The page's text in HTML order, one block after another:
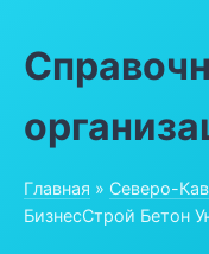
Главная » Северо-
БизнесСтрой Бетон